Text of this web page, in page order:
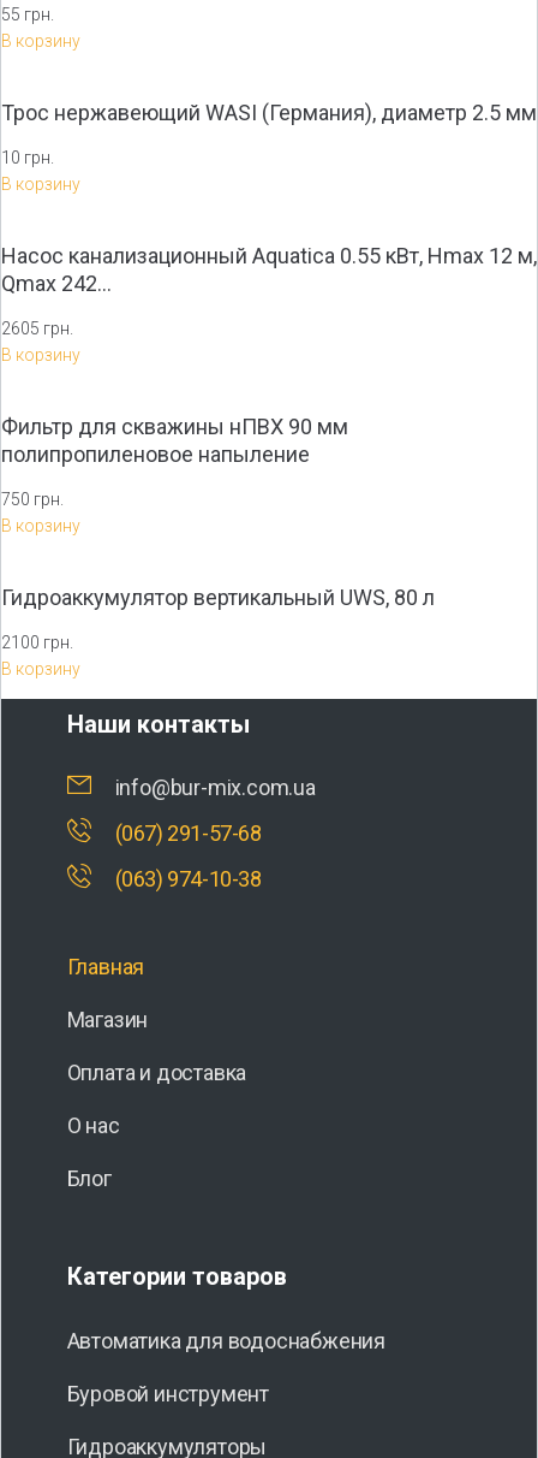
55 грн.
В корзину
Трос нержавеющий WASI (Германия), диаметр 2.5 мм
10 грн.
В корзину
Насос канализационный Aquatica 0.55 кВт, Hmax 12 м,
Qmax 242…
2605 грн.
В корзину
Фильтр для скважины нПВХ 90 мм
полипропиленовое напыление
750 грн.
В корзину
Гидроаккумулятор вертикальный UWS, 80 л
2100 грн.
В корзину
Наши контакты
info@bur-mix.com.ua
(067) 291-57-68
(063) 974-10-38
Главная
Магазин
Оплата и доставка
О нас
Блог
Категории товаров
Автоматика для водоснабжения
Буровой инструмент
Гидроаккумуляторы